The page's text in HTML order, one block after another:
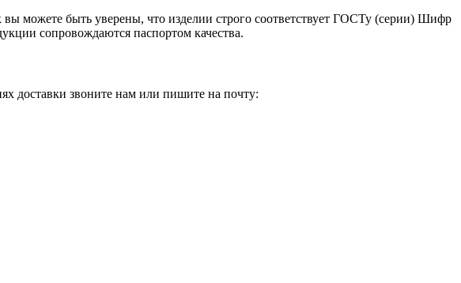
можете быть уверены, что изделии строго соответствует ГОСТу (серии) Шифр
сопровождаются паспортом качества.
доставки звоните нам или пишите на почту: